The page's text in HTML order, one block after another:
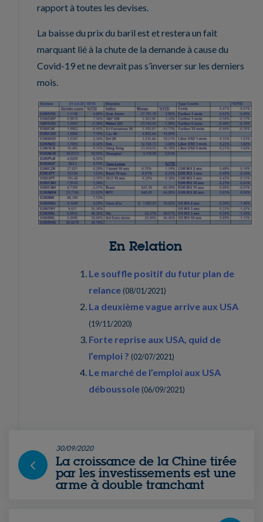
rapport à toutes les devises.
La baisse du prix du baril est et restera un fait
marquant lié à la chute de la demande à cause du
Covid-19 et ne devrait pas s’inverser sur les derniers
mois.
En Relation
Le souffle positif du futur plan de
relance (08/01/2021)
La deuxième vague arrive aux USA
(19/11/2020)
Forte reprise aux USA, quid de
l’emploi ? (02/07/2021)
Le marché de l’emploi aux USA
déboussole (06/09/2021)
30/09/2020
La croissance de la Chine tirée
par les investissements est une
arme à double tranchant